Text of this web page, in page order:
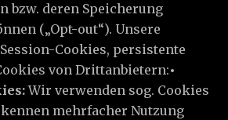
bzw. deren Speicherung
(„Opt-out“). Unsere
Cookies, persistente
von Drittanbietern:•
Wir verwenden sog. Cookies
mehrfacher Nutzung